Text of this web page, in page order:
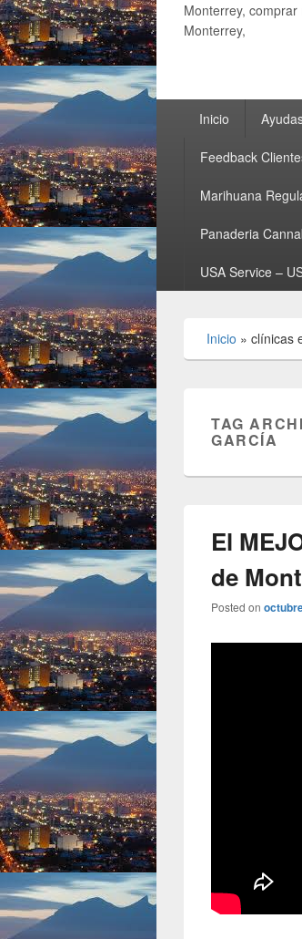
Monterrey,
Monterrey,
Inicio
Feedback
Marihuana
Panaderia
USA Service –
Inicio » clínicas
TAG
GARCÍA
El
de
Posted on